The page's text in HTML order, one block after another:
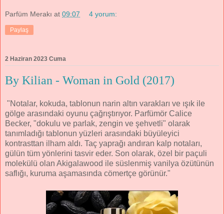
Parfüm Merakı at 09:07 4 yorum:
Paylaş
2 Haziran 2023 Cuma
By Kilian - Woman in Gold (2017)
"Notalar, kokuda, tablonun narin altın varakları ve ışık ile
gölge arasındaki oyunu çağrıştırıyor. Parfümör Calice
Becker, "dokulu ve parlak, zengin ve şehvetli" olarak
tanımladığı tablonun yüzleri arasındaki büyüleyici
kontrasttan ilham aldı. Taç yaprağı andıran kalp notaları,
gülün tüm yönlerini tasvir eder. Son olarak, özel bir paçuli
molekülü olan Akigalawood ile süslenmiş vanilya özütünün
saflığı, kuruma aşamasında cömertçe görünür."